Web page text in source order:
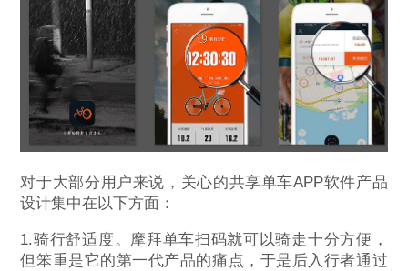
对于大部分用户来说，关心的共享单车APP软件产品
设计集中在以下方面：
1.骑行舒适度。摩拜单车扫码就可以骑走十分方便，
但笨重是它的第一代产品的痛点，于是后入行者通过